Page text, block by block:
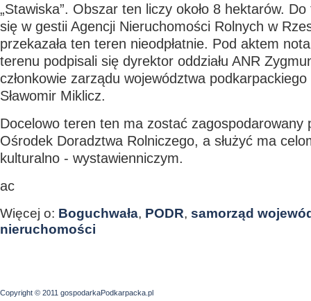
„Stawiska”. Obszar ten liczy około 8 hektarów. Do
się w gestii Agencji Nieruchomości Rolnych w
przekazała ten teren nieodpłatnie. Pod aktem
terenu podpisali się dyrektor oddziału ANR
członkowie zarządu województwa
Sławomir Miklicz.
Docelowo teren ten ma zostać zagospodarowany
Ośrodek Doradztwa Rolniczego, a służyć ma
kulturalno - wystawienniczym.
ac
Więcej o: Boguchwała, PODR, samorząd
nieruchomości
Copyright © 2011 gospodarkaPodkarpacka.pl